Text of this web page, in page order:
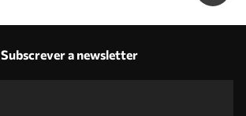
Subscrever a newsletter